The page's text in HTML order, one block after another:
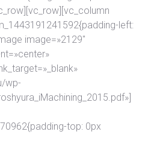
left:
image=»2129″
wp-
top: 0px